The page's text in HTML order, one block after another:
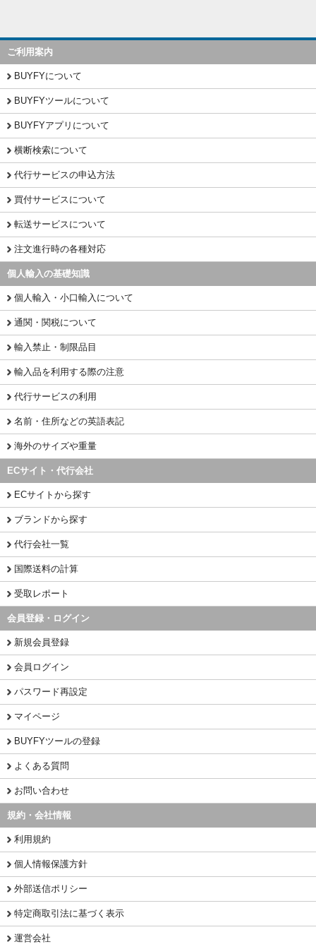
ご利用案内
BUYFYについて
BUYFYツールについて
BUYFYアプリについて
横断検索について
代行サービスの申込方法
買付サービスについて
転送サービスについて
注文進行時の各種対応
個人輸入の基礎知識
個人輸入・小口輸入について
通関・関税について
輸入禁止・制限品目
輸入品を利用する際の注意
代行サービスの利用
名前・住所などの英語表記
海外のサイズや重量
ECサイト・代行会社
ECサイトから探す
ブランドから探す
代行会社一覧
国際送料の計算
受取レポート
会員登録・ログイン
新規会員登録
会員ログイン
パスワード再設定
マイページ
BUYFYツールの登録
よくある質問
お問い合わせ
規約・会社情報
利用規約
個人情報保護方針
外部送信ポリシー
特定商取引法に基づく表示
運営会社